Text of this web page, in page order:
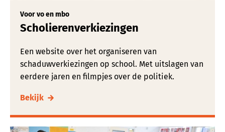
Voor vo en mbo
Scholierenverkiezingen
Een website over het organiseren van
schaduwverkiezingen op school. Met uitslagen van
eerdere jaren en filmpjes over de politiek.
Bekijk